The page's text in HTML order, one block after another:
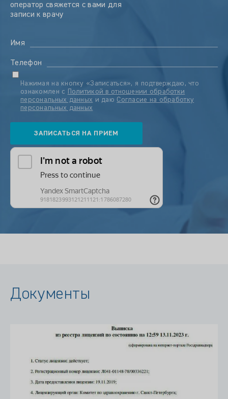
оператор свяжется с вами для
записи к врачу
Имя
Телефон
Нажимая на кнопку «Записаться», я подтверждаю, что
ознакомлен с Политикой в отношении обработки
персональных данных и даю Согласие на обработку
персональных данных
Документы